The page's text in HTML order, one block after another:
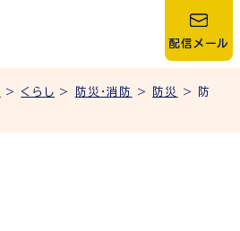
配信メール
> くらし > 防災・消防 > 防災
> 防